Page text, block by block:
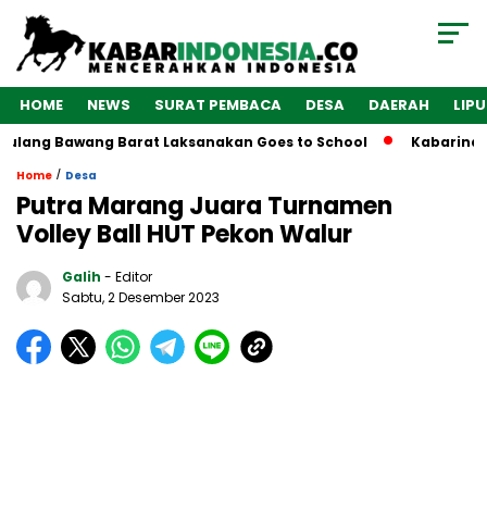
HOME NEWS SURAT PEMBACA DESA DAERAH
Barat Laksanakan Goes to School
Home / Desa
Putra Marang Juara Turnamen
Volley Ball HUT Pekon Walur
Galih - Editor
Sabtu, 2 Desember 2023